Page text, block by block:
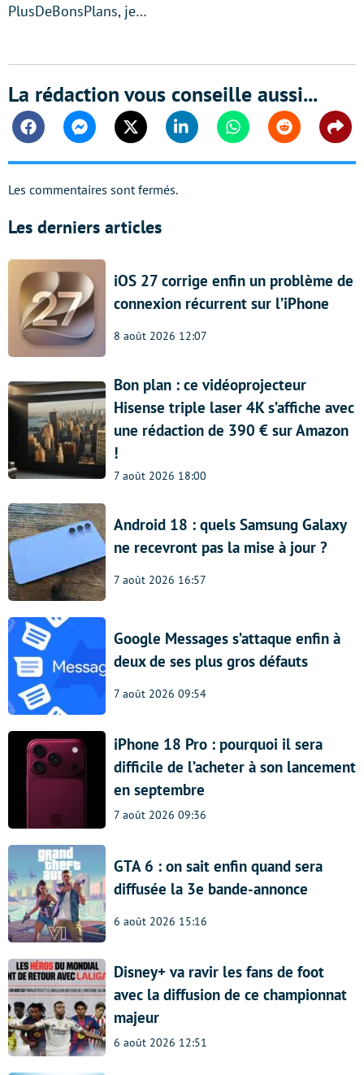
PlusDeBonsPlans, je…
La rédaction vous conseille aussi...
FacebookMessengerTwitter Linkedin WhatsappReddit
Les commentaires sont fermés.
Les derniers articles
iOS 27 corrige enfin un problème de
connexion récurrent sur l’iPhone
8 août 2026 12:07
Bon plan : ce vidéoprojecteur
Hisense triple laser 4K s’affiche avec
une rédaction de 390 € sur Amazon
!
7 août 2026 18:00
Android 18 : quels Samsung Galaxy
ne recevront pas la mise à jour ?
7 août 2026 16:57
Google Messages s’attaque enfin à
deux de ses plus gros défauts
7 août 2026 09:54
iPhone 18 Pro : pourquoi il sera
difficile de l’acheter à son lancement
en septembre
7 août 2026 09:36
GTA 6 : on sait enfin quand sera
diffusée la 3e bande-annonce
6 août 2026 15:16
Disney+ va ravir les fans de foot
avec la diffusion de ce championnat
majeur
6 août 2026 12:51